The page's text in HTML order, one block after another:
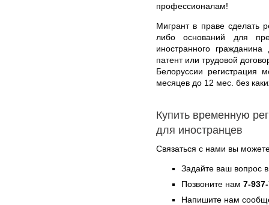
профессионалам!
Мигрант в праве сделать
либо оснований для
иностранного
патент или трудовой
Белоруссии
месяцев до 12 мес. без
Купить временную
для иностранцев
Связаться с нами вы
Задайте ваш вопрос
Позвоните нам 7-
Напишите нам